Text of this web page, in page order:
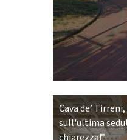
Cava de’
sull'ultima